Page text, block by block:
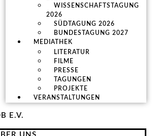
WISSENSCHAFTSTAGUNG
2026
SÜDTAGUNG 2026
BUNDESTAGUNG 2027
MEDIATHEK
LITERATUR
FILME
PRESSE
TAGUNGEN
PROJEKTE
VERANSTALTUNGEN
E.V.